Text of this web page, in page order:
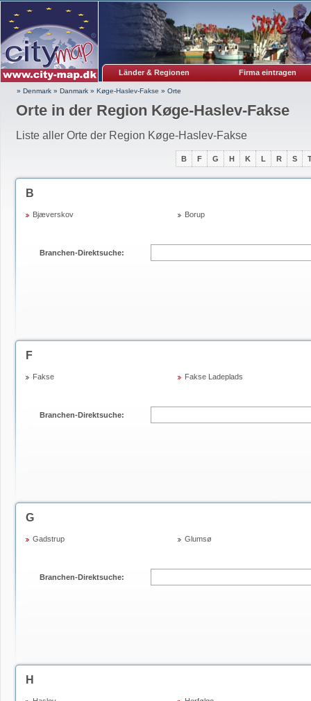
Länder & Regionen Firma eintragen
» Denmark » Danmark » Køge-Haslev-Fakse » Orte
Orte in der Region Køge-Haslev-Fakse
Liste aller Orte der Region Køge-Haslev-Fakse
B F G H K L R S
B
Bjæverskov Borup
Branchen-Direktsuche:
F
Fakse Fakse Ladeplads
Branchen-Direktsuche:
G
Gadstrup Glumsø
Branchen-Direktsuche:
H